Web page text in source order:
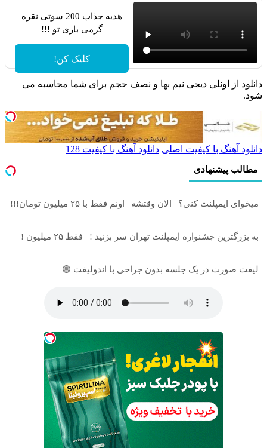
هدیه جذاب 200 سوتی نقره
گرمی باری تو !!!
کلیک کن!
دانلود از اونلی دیجی نیم بها و نصف حجم برای شما محاسبه می
شود.
دانلود آهنگ با کیفیت اصلی دانلود آهنگ با کیفیت 128
مطالب پیشنهادی
میخوای ایمپلنت کنی؟ | الان وقتشه | اونم فقط با ۲۵ میلیون تومان!!!
به بزرگترین جشنواره ایمپلنت تهران سر بزنید ! | فقط ۲۵ میلیون !
لیفت صورت در یک جلسه بدون جراحی با اندولیفت 🟢